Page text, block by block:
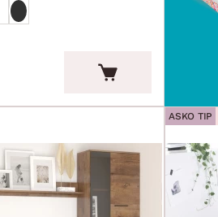
ASKO TIP